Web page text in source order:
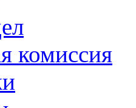
комиссия